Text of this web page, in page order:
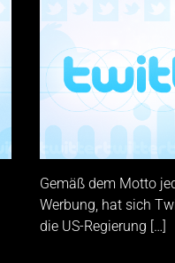
Gemäß dem Motto
Werbung, hat sich
die US-Regierung […]